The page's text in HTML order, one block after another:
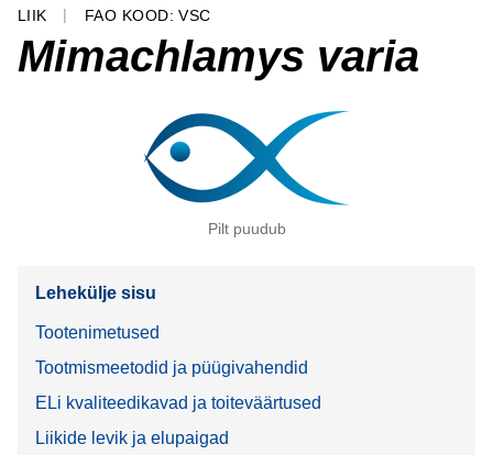
LIIK FAO KOOD: VSC
Mimachlamys varia
Pilt puudub
Lehekülje sisu
Tootenimetused
Tootmismeetodid ja püügivahendid
ELi kvaliteedikavad ja toiteväärtused
Liikide levik ja elupaigad